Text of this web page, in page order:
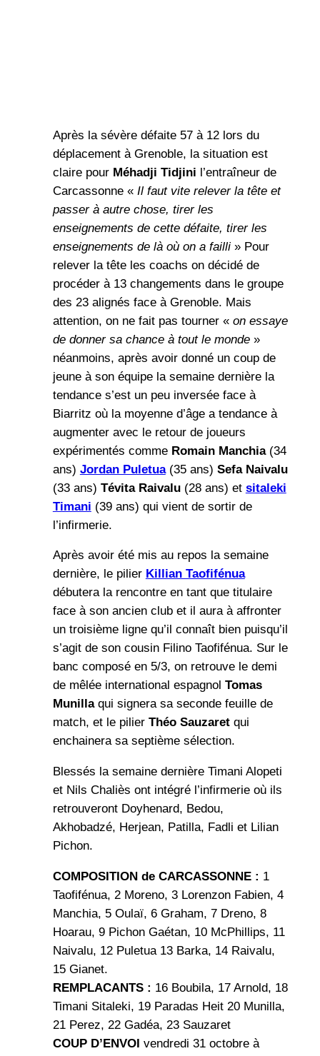
Après la sévère défaite 57 à 12 lors du
déplacement à Grenoble, la situation est
claire pour Méhadji Tidjini l’entraîneur de
Carcassonne « Il faut vite relever la tête et
passer à autre chose, tirer les
enseignements de cette défaite, tirer les
enseignements de là où on a failli» Pour
relever la tête les coachs on décidé de
procéder à 13 changements dans le groupe
des 23 alignés face à Grenoble. Mais
attention, on ne fait pas tourner « on essaye
de donner sa chance à tout le monde»
néanmoins, après avoir donné un coup de
jeune à son équipe la semaine dernière la
tendance s’est un peu inversée face à
Biarritz où la moyenne d’âge a tendance à
augmenter avec le retour de joueurs
expérimentés comme Romain Manchia(34
ans) Jordan Puletua(35 ans) Sefa Naivalu
(33 ans) Tévita Raivalu(28 ans) et sitaleki
Timani (39 ans) qui vient de sortir de
l’infirmerie.
Après avoir été mis au repos la semaine
dernière, le pilier Killian Taofifénua
débutera la rencontre en tant que titulaire
face à son ancien club et il aura à affronter
un troisième ligne qu’il connaît bien puisqu’il
s’agit de son cousin Filino Taofifénua. Sur le
banc composé en 5/3, on retrouve le demi
de mêlée international espagnol Tomas
Munillaqui signera sa seconde feuille de
match, et le pilier Théo Sauzaretqui
enchainera sa septième sélection.
Blessés la semaine dernière Timani Alopeti
et Nils Chaliès ont intégré l’infirmerie où ils
retrouveront Doyhenard, Bedou,
Akhobadzé, Herjean, Patilla, Fadli et Lilian
Pichon.
COMPOSITION de CARCASSONNE : 1
Taofifénua, 2 Moreno, 3 Lorenzon Fabien, 4
Manchia, 5 Oulaï, 6 Graham, 7 Dreno, 8
Hoarau, 9 Pichon Gaétan, 10 McPhillips, 11
Naivalu, 12 Puletua 13 Barka, 14 Raivalu,
15 Gianet.
REMPLACANTS : 16 Boubila, 17 Arnold, 18
Timani Sitaleki, 19 Paradas Heit 20 Munilla,
21 Perez, 22 Gadéa, 23 Sauzaret
COUP D’ENVOI vendredi 31 octobre à